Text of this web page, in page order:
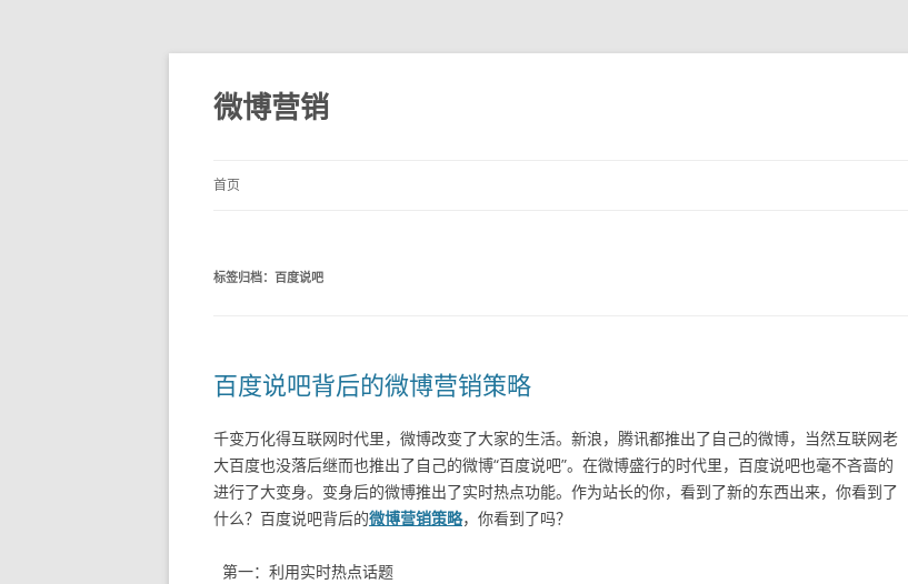
微博营销
首页
标签归档： 百度说吧
百度说吧背后的微博营销策略
千变万化得互联网时代里，微博改变了大家的生活。新浪，腾讯都推出了自己的微博，当然互联网老
大百度也没落后继而也推出了自己的微博“百度说吧”。在微博盛行的时代里，百度说吧也毫不吝啬的
进行了大变身。变身后的微博推出了实时热点功能。作为站长的你，看到了新的东西出来，你看到了
什么？百度说吧背后的微博营销策略，你看到了吗？
第一：利用实时热点话题